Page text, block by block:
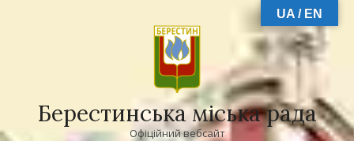
Берестинська міська рада
Офіційний вебсайт
UA / EN